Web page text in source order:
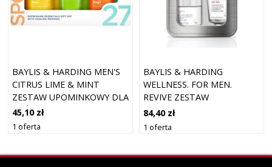
BAYLIS & HARDING MEN'S
CITRUS LIME & MINT
ZESTAW UPOMINKOWY DLA
MĘŻCZYZN
45,10 zł
1 oferta
BAYLIS & HARDING
WELLNESS. FOR MEN.
REVIVE ZESTAW
UPOMINKOWY DO KĄPIELI
DLA MĘŻCZYZN
84,40 zł
1 oferta